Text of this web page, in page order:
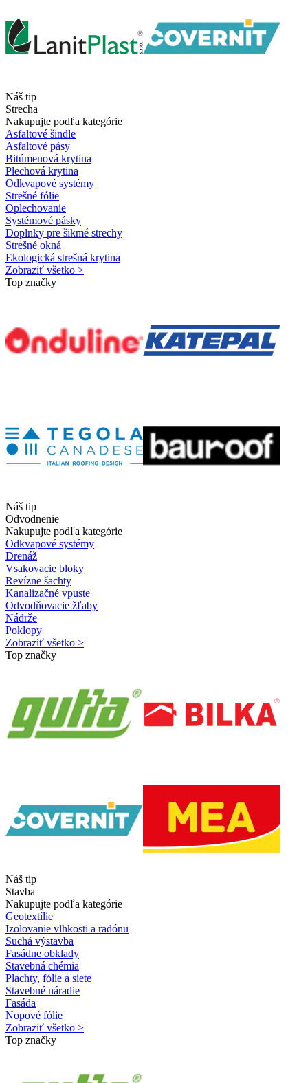
Náš tip
Strecha
Nakupujte podľa kategórie
Asfaltové šindle
Asfaltové pásy
Bitúmenová krytina
Plechová krytina
Odkvapové systémy
Strešné fólie
Oplechovanie
Systémové pásky
Doplnky pre šikmé strechy
Strešné okná
Ekologická strešná krytina
Zobraziť všetko >
Top značky
Náš tip
Odvodnenie
Nakupujte podľa kategórie
Odkvapové systémy
Drenáž
Vsakovacie bloky
Revízne šachty
Kanalizačné vpuste
Odvodňovacie žľaby
Nádrže
Poklopy
Zobraziť všetko >
Top značky
Náš tip
Stavba
Nakupujte podľa kategórie
Geotextílie
Izolovanie vlhkosti a radónu
Suchá výstavba
Fasádne obklady
Stavebná chémia
Plachty, fólie a siete
Stavebné náradie
Fasáda
Nopové fólie
Zobraziť všetko >
Top značky